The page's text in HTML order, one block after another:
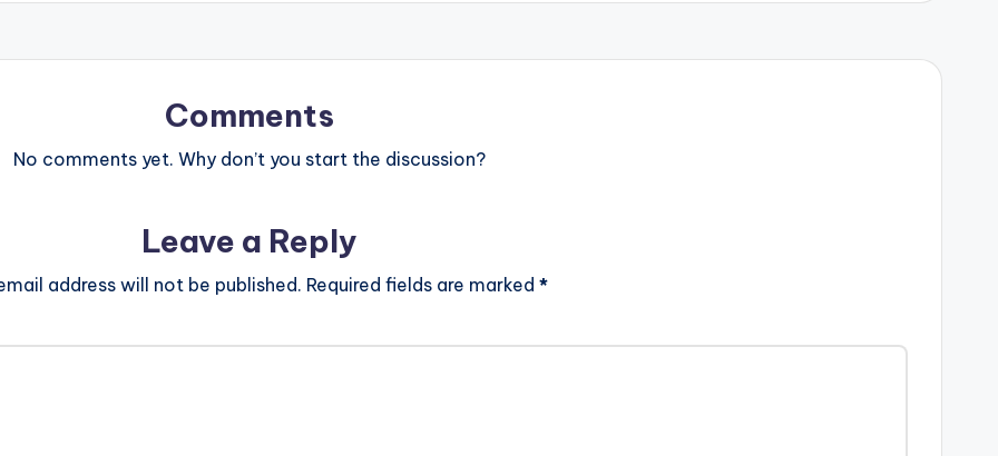
Comments
No comments yet. Why don’t you start the discussion?
Leave a Reply
address will not be published. Required fields are marked *